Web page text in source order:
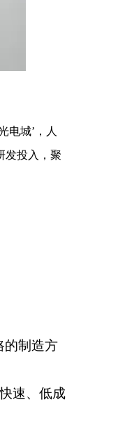
电城’，人
发投入，聚
的制造方
速、低成